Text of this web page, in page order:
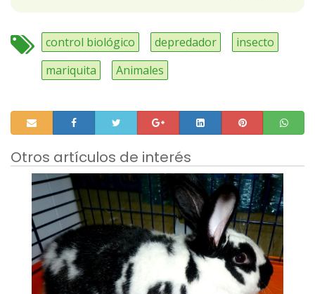
control biológico depredador
insecto
mariquita
Animales
Otros artículos de interés